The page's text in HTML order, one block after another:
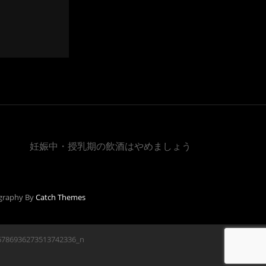
妊娠中・授乳期の飲酒はやめましょう
ByCatch Themes